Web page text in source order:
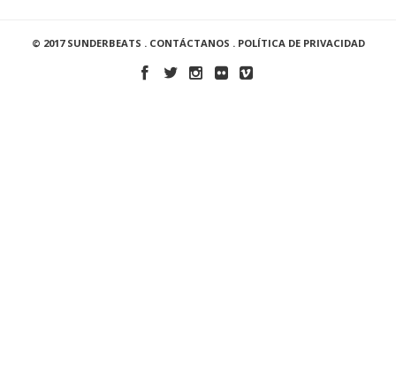
© 2017 SUNDERBEATS . CONTÁCTANOS . POLÍTICA DE PRIVACIDAD